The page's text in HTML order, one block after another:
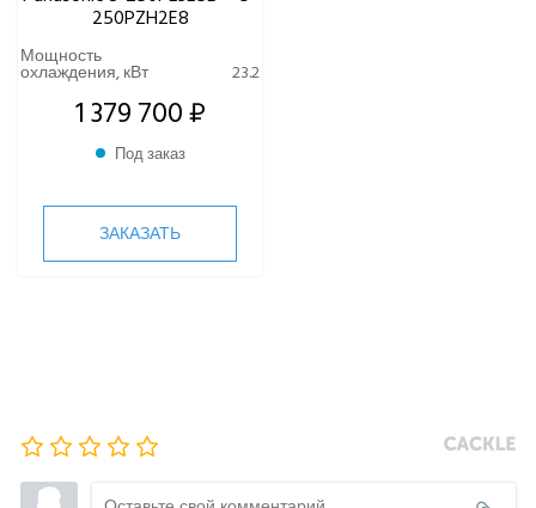
250PZH2E8
Мощность
охлаждения, кВт 23.2
1 379 700 ₽
Под заказ
ЗАКАЗАТЬ